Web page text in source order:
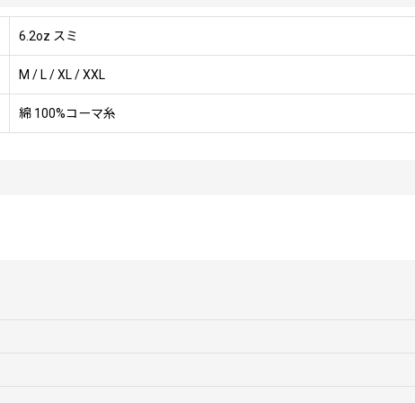
6.2oz スミ
M / L / XL / XXL
綿 100%コーマ糸